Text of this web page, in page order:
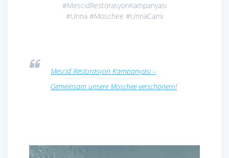
#MescidRestorasyonKampanyası
#Unna #Moschee #UnnaCami
Mescid Restorasyon Kampanyası –
Gemeinsam unsere Moschee verschönern!